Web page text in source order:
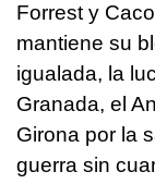
Forrest y
mantiene su
igualada, la
Granada, el
Girona por la
guerra sin